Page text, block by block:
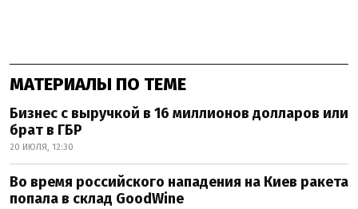
МАТЕРИАЛЫ ПО ТЕМЕ
Бизнес с выручкой в 16 миллионов долларов или
брат в ГБР
20 ИЮЛЯ, 12:30
Во время российского нападения на Киев ракета
попала в склад GoodWine